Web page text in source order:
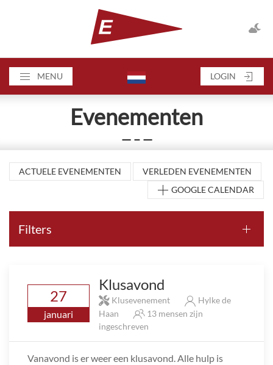
MENU LOGIN
Evenementen
— – —
ACTUELE EVENEMENTEN
VERLEDEN EVENEMENTEN
GOOGLE CALENDAR
Filters
27
januari
Klusavond
Klusevenement
Hylke de
Haan
13 mensen zijn
ingeschreven
Vanavond is er weer een klusavond. Alle hulp is